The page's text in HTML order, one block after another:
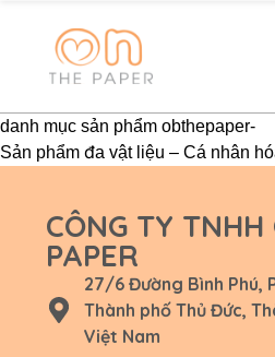
danh mục sản phẩm obthepaper-
Sản phẩm đa vật liệu – Cá nhân
CÔNG TY TNHH
PAPER
27/6 Đường Bình Phú,
Thành phố Thủ Đức,
Việt Nam